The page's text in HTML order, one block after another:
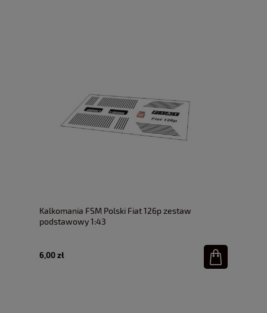
Kalkomania FSM Polski Fiat 126p zestaw
podstawowy 1:43
6,00 zł